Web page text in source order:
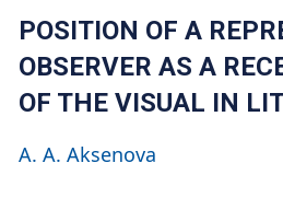
POSITION OF A
OBSERVER AS A
OF THE VISUAL IN
A. A. Aksenova